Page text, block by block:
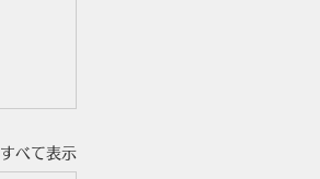
すべて表示